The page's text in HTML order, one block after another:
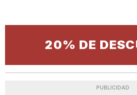
20% DE
PUBLICIDAD